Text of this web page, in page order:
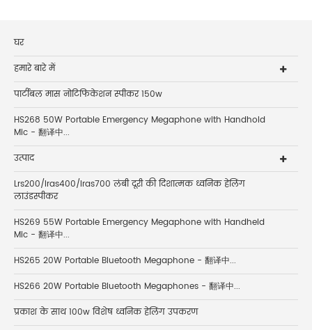
घर
हमारे बारे में
पार्टीबल मास नोटिफिकेशन स्पीकर 150w
HS268 50W Portable Emergency Megaphone with Handhold
Mic - 翻译中...
उत्पाद
Lrs200/lras400/lras700 लंबी दूरी की दिशात्मक ध्वनिक हेलिंग
लाउंडस्पीकर
HS269 55W Portable Emergency Megaphone with Handheld
Mic - 翻译中...
HS265 20W Portable Bluetooth Megaphone - 翻译中...
HS266 20W Portable Bluetooth Megaphones - 翻译中...
प्रकाश के साथ 100w विशेष ध्वनिक हेलिंग उपकरण